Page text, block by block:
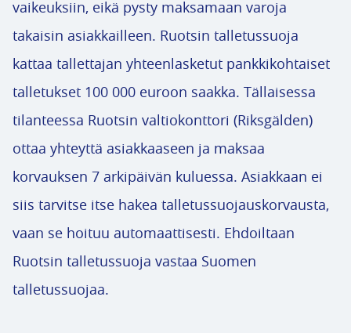
vaikeuksiin, eikä pysty maksamaan varoja
takaisin asiakkailleen. Ruotsin talletussuoja
kattaa tallettajan yhteenlasketut pankkikohtaiset
talletukset 100 000 euroon saakka. Tällaisessa
tilanteessa Ruotsin valtiokonttori (Riksgälden)
ottaa yhteyttä asiakkaaseen ja maksaa
korvauksen 7 arkipäivän kuluessa. Asiakkaan ei
siis tarvitse itse hakea talletussuojauskorvausta,
vaan se hoituu automaattisesti. Ehdoiltaan
Ruotsin talletussuoja vastaa Suomen
talletussuojaa.